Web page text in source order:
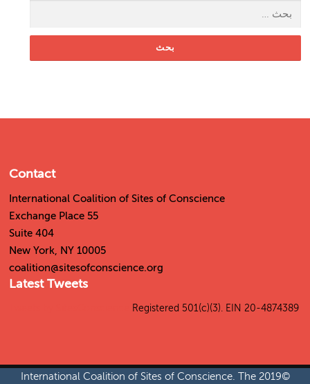
Contact
International Coalition of Sites of Conscience
55 Exchange Place
Suite 404
New York, NY 10005
coalition@sitesofconscience.org
Latest Tweets
Registered 501(c)(3). EIN 20-4874389
©2019 International Coalition of Sites of Conscience. The